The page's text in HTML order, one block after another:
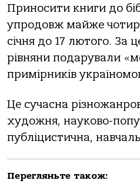
Приносити книги до
упродовж майже
січня до 17 лютого. За
рівняни подарували
примірників
Це сучасна
художня, науково-
публіцистична,
Перегляньте також: